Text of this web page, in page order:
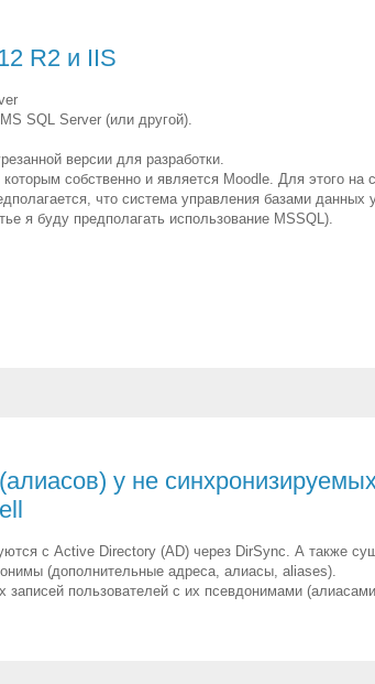
R2 и IIS
SQL Server (или другой).
версии для разработки.
собственно и является Moodle. Для этого на
что система управления базами
я буду предполагать использование MSSQL).
у не
с Active Directory (AD) через DirSync. А также
(дополнительные адреса, алиасы, aliases).
записей пользователей с их псевдонимами